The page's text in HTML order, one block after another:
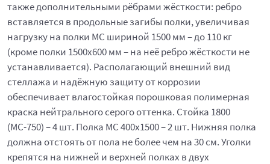
также дополнительными рёбрами жёсткости: ребро
вставляется в продольные загибы полки, увеличивая
нагрузку на полки МС шириной 1500 мм – до 110 кг
(кроме полки 1500х600 мм – на неё ребро жёсткости не
устанавливается). Располагающий внешний вид
стеллажа и надёжную защиту от коррозии
обеспечивает влагостойкая порошковая полимерная
краска нейтрального серого оттенка. Стойка 1800
(МС-750) – 4 шт. Полка МС 400x1500 – 2 шт. Нижняя полка
должна отстоять от пола не более чем на 30 см. Уголки
крепятся на нижней и верхней полках в двух